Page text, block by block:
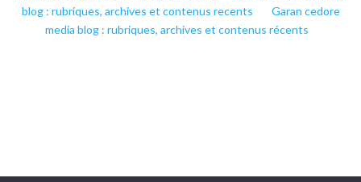
blog : rubriques, archives et contenus recents
Garan cedore
media blog : rubriques, archives et contenus récents